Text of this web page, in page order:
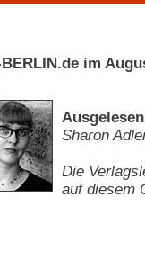
im
Sharon
Die
auf diesem